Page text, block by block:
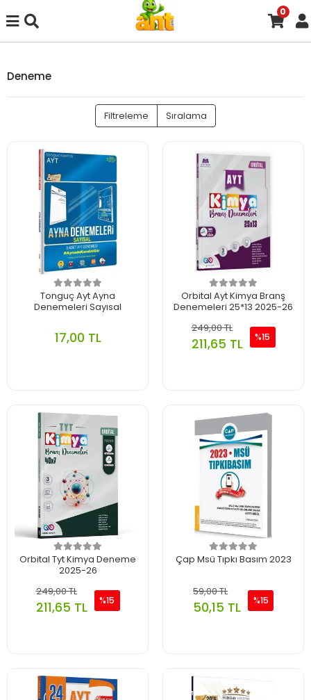
0
Deneme
Filtreleme Sıralama
Tonguç Ayt Ayna
Denemeleri Sayısal
17,00 TL
Orbital Ayt Kimya Branş
Denemeleri 25*13 2025-26
249,00 TL
211,65 TL %15
Orbital Tyt Kimya Deneme
2025-26
249,00 TL
211,65 TL %15
Çap Msü Tıpkı Basım 2023
59,00 TL
50,15 TL %15